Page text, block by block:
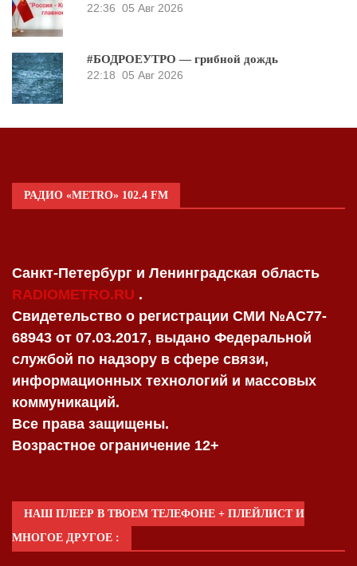
22:36 05 Авг 2026
#БОДРОЕУТРО — грибной дождь
22:18 05 Авг 2026
РАДИО «METRO» 102.4 FM
Санкт-Петербург и Ленинградская область
RADIOMETRO.RU .
Свидетельство о регистрации СМИ №AC77-
68943 от 07.03.2017, выдано Федеральной
службой по надзору в сфере связи,
информационных технологий и массовых
коммуникаций.
Все права защищены.
Возрастное ограничение 12+
НАШ ПЛЕЕР В ТВОЕМ ТЕЛЕФОНЕ + ПЛЕЙЛИСТ И
МНОГОЕ ДРУГОЕ :